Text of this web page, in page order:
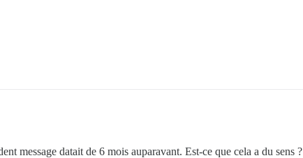
message datait de 6 mois auparavant. Est-ce que cela a du sens ?